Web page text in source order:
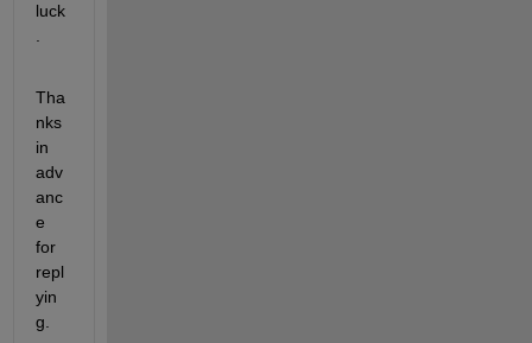
luck
Tha
nks
in
adv
anc
e
for
repl
yin
g.